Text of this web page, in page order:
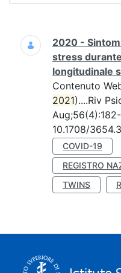
Ricerca
2020 -
stress
longitudinale
Contenuto
2021)....Riv
10.1708/
COVID-19
REGISTRO
TWINS